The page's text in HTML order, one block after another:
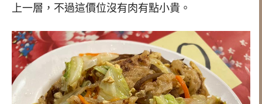
上一層，不過這價位沒有肉有點小貴。